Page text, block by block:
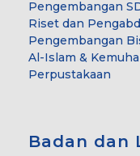
Pengembangan
Riset dan
Pengembangan
Al-Islam &
Perpustakaan
Badan dan